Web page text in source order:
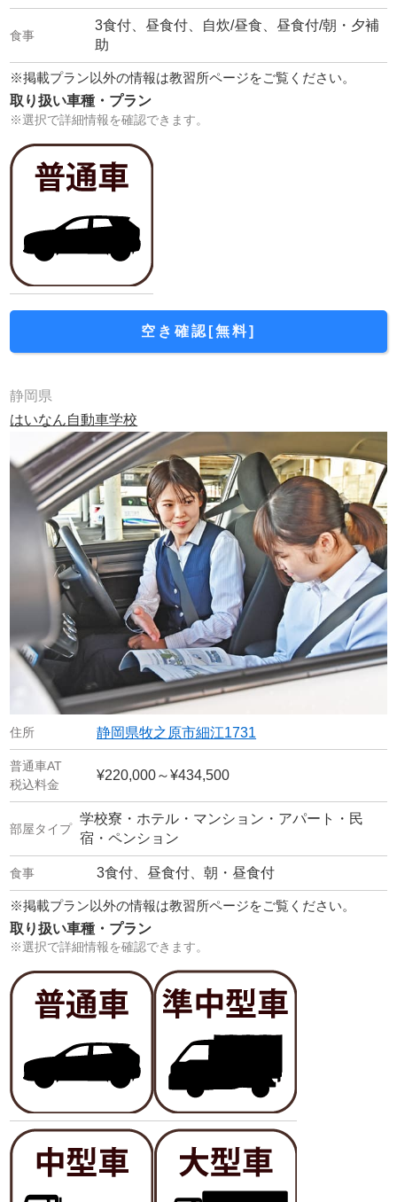
3食付、昼食付、自炊/昼食、昼食付/朝・夕補
助
※掲載プラン以外の情報は教習所ページをご覧ください。
取り扱い車種・プラン
※選択で詳細情報を確認できます。
空き確認[無料]
静岡県
はいなん自動車学校
静岡県牧之原市細江1731
¥220,000～¥434,500
学校寮・ホテル・マンション・アパート・民
宿・ペンション
3食付、昼食付、朝・昼食付
※掲載プラン以外の情報は教習所ページをご覧ください。
取り扱い車種・プラン
※選択で詳細情報を確認できます。